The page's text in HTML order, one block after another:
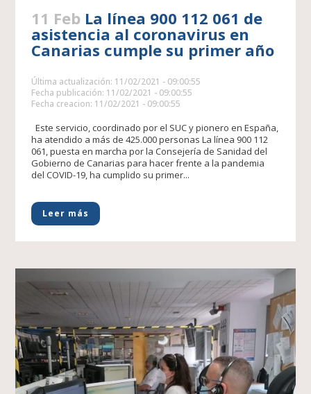
11 Feb La línea 900 112 061 de
asistencia al coronavirus en
Canarias cumple su primer año
Última actualización: 11/02/2021 - 09:00:55
Fecha publicación: 11/02/2021 - 09:00:55
Fecha creacion: 11/02/2021 - 09:00:55
Este servicio, coordinado por el SUC y pionero en España,
ha atendido a más de 425.000 personas La línea 900 112
061, puesta en marcha por la Consejería de Sanidad del
Gobierno de Canarias para hacer frente a la pandemia
del COVID-19, ha cumplido su primer...
Leer más